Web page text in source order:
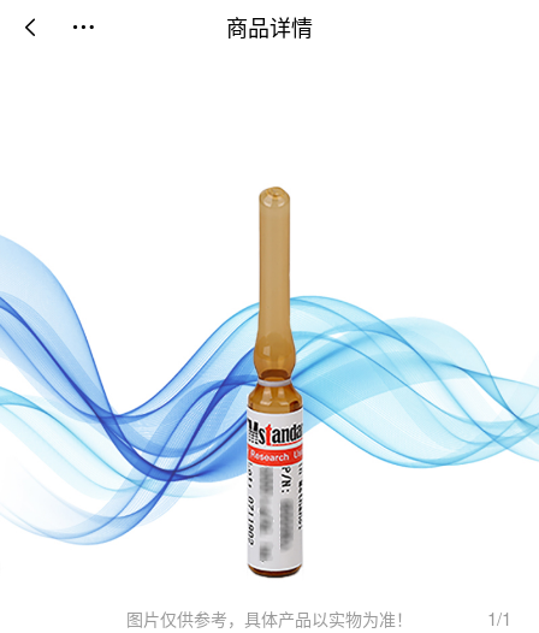
商品详情
 
图片仅供参考，具体产品以实物为准！ 1/1